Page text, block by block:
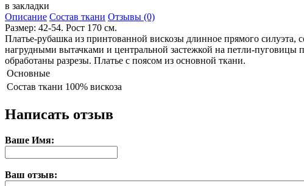
в закладки
Описание Состав ткани Отзывы (0)
Размер: 42-54. Рост 170 см.
Платье-рубашка из принтованной вискозы длинное прямого
нагрудными вытачками и центральной застежкой на петли-
обработаны разрезы. Платье с поясом из основной ткани.
Основные
Состав ткани 100% вискоза
Написать отзыв
Ваше Имя:
Ваш отзыв: